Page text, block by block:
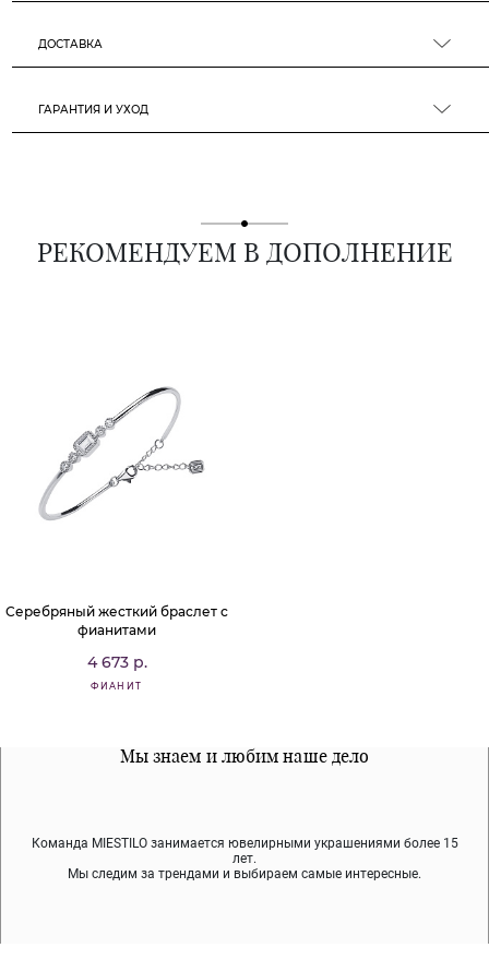
ДОСТАВКА
ГАРАНТИЯ И УХОД
РЕКОМЕНДУЕМ В ДОПОЛНЕНИЕ
Серебряный жесткий браслет с
фианитами
4 673 р.
ФИАНИТ
Мы знаем и любим наше дело
Команда MIESTILO занимается ювелирными украшениями более 15
лет.
Мы следим за трендами и выбираем самые интересные.
Все наши материалы гипоалергенны
Мы используем покрытие (родий, ювелирный сплав), которое не
содержит никеля и свинца — это исключает аллергию.
Примерка перед покупкой
Во время доставки спокойно примеряйте украшения, выбирайте те,
что вам нравятся, остальные заберёт курьер.